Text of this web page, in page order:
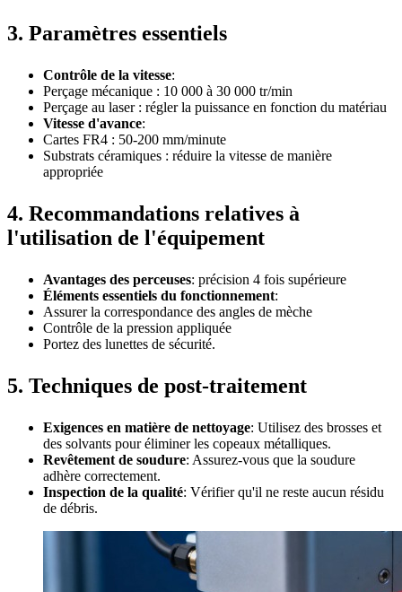
3. Paramètres essentiels
Contrôle de la vitesse:
Perçage mécanique : 10 000 à 30 000 tr/min
Perçage au laser : régler la puissance en fonction du matériau
Vitesse d'avance:
Cartes FR4 : 50-200 mm/minute
Substrats céramiques : réduire la vitesse de manière
appropriée
4. Recommandations relatives à
l'utilisation de l'équipement
Avantages des perceuses: précision 4 fois supérieure
Éléments essentiels du fonctionnement:
Assurer la correspondance des angles de mèche
Contrôle de la pression appliquée
Portez des lunettes de sécurité.
5. Techniques de post-traitement
Exigences en matière de nettoyage: Utilisez des brosses et
des solvants pour éliminer les copeaux métalliques.
Revêtement de soudure: Assurez-vous que la soudure
adhère correctement.
Inspection de la qualité: Vérifier qu'il ne reste aucun résidu
de débris.